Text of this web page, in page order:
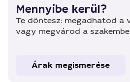
Mennyibe kerül?
Te döntesz: megadhatod a
vagy megvárod a
Árak megismerése